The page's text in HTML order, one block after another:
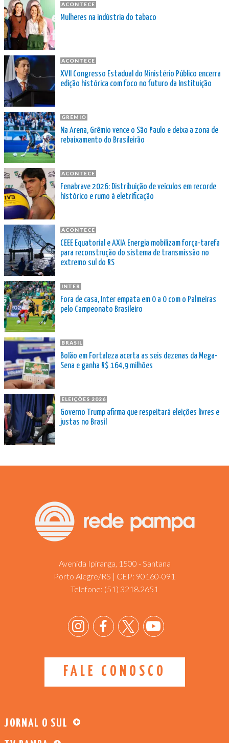
ACONTECE
Mulheres na indústria do tabaco
ACONTECE
XVII Congresso Estadual do Ministério Público encerra
edição histórica com foco no futuro da Instituição
GRÊMIO
Na Arena, Grêmio vence o São Paulo e deixa a zona de
rebaixamento do Brasileirão
ACONTECE
Fenabrave 2026: Distribuição de veículos em recorde
histórico e rumo à eletrificação
ACONTECE
CEEE Equatorial e AXIA Energia mobilizam força-tarefa
para reconstrução do sistema de transmissão no
extremo sul do RS
INTER
Fora de casa, Inter empata em 0 a 0 com o Palmeiras
pelo Campeonato Brasileiro
BRASIL
Bolão em Fortaleza acerta as seis dezenas da Mega-
Sena e ganha R$ 164,9 milhões
ELEIÇÕES 2026
Governo Trump afirma que respeitará eleições livres e
justas no Brasil
Avenida Ipiranga, 1500 - Santana
Porto Alegre/RS | CEP: 90160-091
Telefone: (51) 3218.2651
FALE CONOSCO
JORNAL O SUL